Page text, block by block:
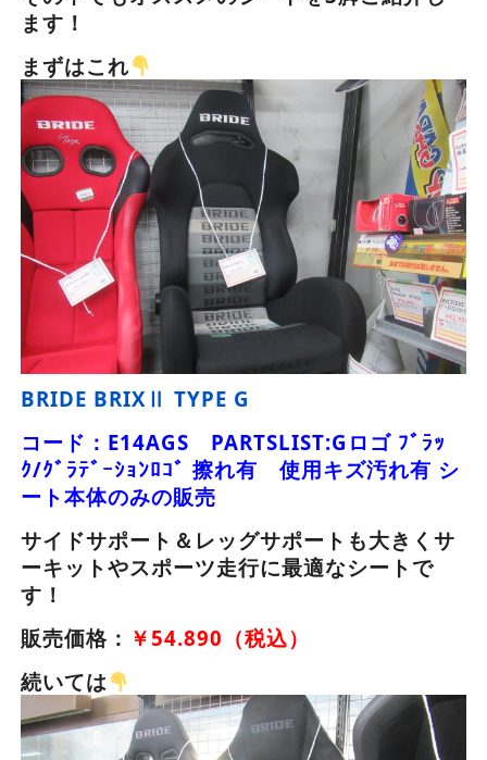
ます！
まずはこれ
BRIDE BRIXⅡ TYPE G
コード：E14AGS PARTSLIST:Gロゴ ﾌﾞﾗｯ
ｸ/ｸﾞﾗﾃﾞｰｼｮﾝﾛｺﾞ 擦れ有 使用キズ汚れ有 シ
ート本体のみの販売
サイドサポート＆レッグサポートも大きくサ
ーキットやスポーツ走行に最適なシートで
す！
販売価格： ￥54.890（税込）
続いては